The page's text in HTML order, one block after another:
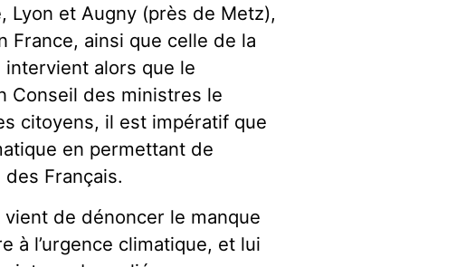
et Augny (près de Metz),
France, ainsi que celle de la
alors que le
Conseil des ministres le
citoyens, il est impératif que
en permettant de
Français.
de dénoncer le manque
à l’urgence climatique, et lui